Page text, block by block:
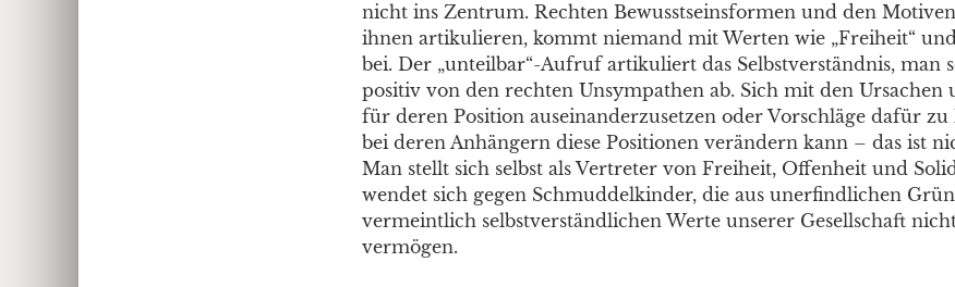
nicht ins Zentrum. Rechten Bewusstseinsformen und den
ihnen artikulieren, kommt niemand mit Werten wie „Freiheit“
bei. Der „unteilbar“-Aufruf artikuliert das Selbstverständnis, man
positiv von den rechten Unsympathen ab. Sich mit den Ursachen
für deren Position auseinanderzusetzen oder Vorschläge dafür
bei deren Anhängern diese Positionen verändern kann – das ist
Man stellt sich selbst als Vertreter von Freiheit, Offenheit und
wendet sich gegen Schmuddelkinder, die aus unerfindlichen
vermeintlich selbstverständlichen Werte unserer Gesellschaft
vermögen.